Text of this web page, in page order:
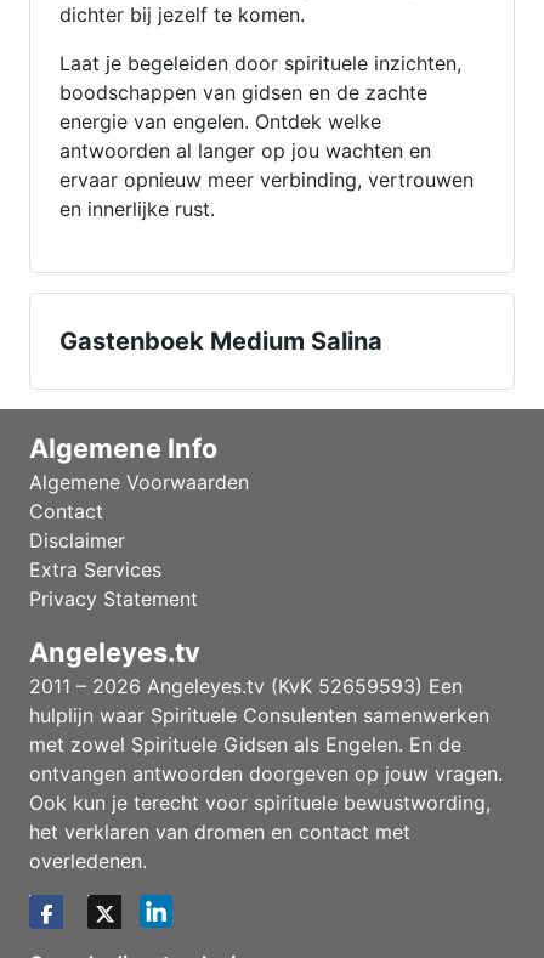
dichter bij jezelf te komen.
Laat je begeleiden door spirituele inzichten,
boodschappen van gidsen en de zachte
energie van engelen. Ontdek welke
antwoorden al langer op jou wachten en
ervaar opnieuw meer verbinding, vertrouwen
en innerlijke rust.
Gastenboek Medium Salina
Algemene Info
Algemene Voorwaarden
Contact
Disclaimer
Extra Services
Privacy Statement
Angeleyes.tv
2011 – 2026 Angeleyes.tv (KvK 52659593) Een
hulplijn waar Spirituele Consulenten samenwerken
met zowel Spirituele Gidsen als Engelen. En de
ontvangen antwoorden doorgeven op jouw vragen.
Ook kun je terecht voor spirituele bewustwording,
het verklaren van dromen en contact met
overledenen.